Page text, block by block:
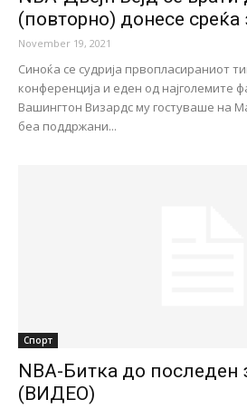
(повторно) донесе среќа
November 19, 2021
Синоќа се судрија првопласираниот
конференција и еден од најголемите
Вашингтон Визардс му гостуваше на
беа поддржани...
Спорт
NBA-Битка до последен
(ВИДЕО)